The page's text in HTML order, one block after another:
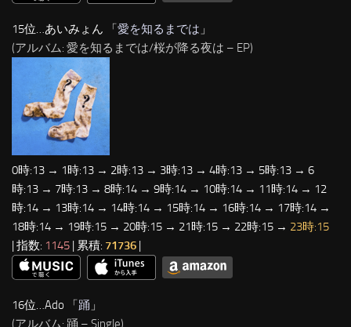
15位…あいみょん 「愛を知るまでは 」
(アルバム: 愛を知るまでは/桜が降る夜は – EP)
0時:13 → 1時:13 → 2時:13 → 3時:13 → 4時:13 → 5時:13 → 6
時:13 → 7時:13 → 8時:14 → 9時:14 → 10時:14 → 11時:14 → 12
時:14 → 13時:14 → 14時:14 → 15時:14 → 16時:14 → 17時:14 →
18時:14 → 19時:15 → 20時:15 → 21時:15 → 22時:15 → 23時:15
| 指数: 1145 | 累積: 71736 |
16位…Ado 「踊 」
(アルバム: 踊 – Single)